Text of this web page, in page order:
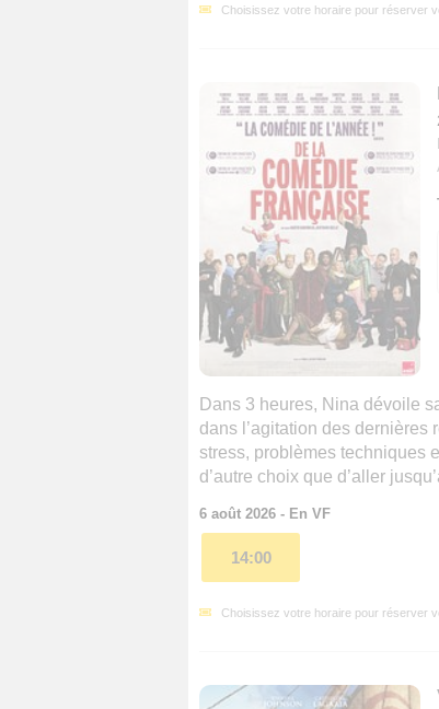
Choisissez votre horaire pour réserver
Dans 3 heures, Nina dévoile
dans l’agitation des dernières
stress, problèmes techniques
d’autre choix que d’aller
6 août 2026 - En VF
14:00
Choisissez votre horaire pour réserver